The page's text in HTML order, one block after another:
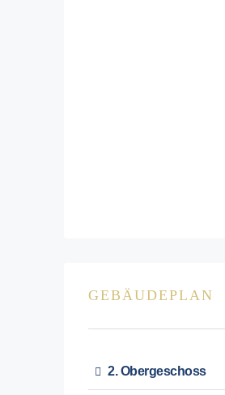
GEBÄUDEPLAN
2. Obergeschoss